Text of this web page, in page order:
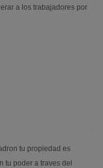
a los trabajadores por
tu propiedad es
tu poder a traves del